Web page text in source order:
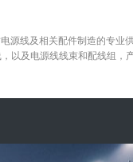
源线及相关配件制造的专业
以及电源线线束和配线组，